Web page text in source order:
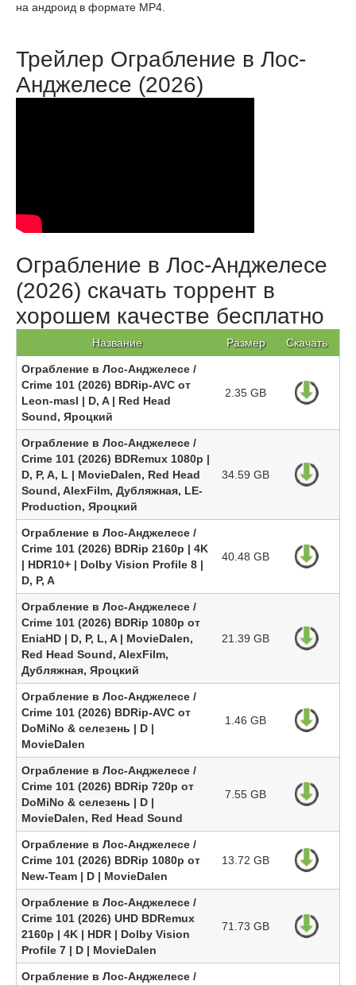
на андроид в формате MP4.
Трейлер Ограбление в Лос-
Анджелесе (2026)
Ограбление в Лос-Анджелесе
(2026) скачать торрент в
хорошем качестве бесплатно
Название Размер Скачать
Ограбление в Лос-Анджелесе /
Crime 101 (2026) BDRip-AVC от
Leon-masl | D, A | Red Head
Sound, Яроцкий
2.35 GB
Ограбление в Лос-Анджелесе /
Crime 101 (2026) BDRemux 1080p |
D, P, A, L | MovieDalen, Red Head
Sound, AlexFilm, Дубляжная, LE-
Production, Яроцкий
34.59 GB
Ограбление в Лос-Анджелесе /
Crime 101 (2026) BDRip 2160p | 4K
| HDR10+ | Dolby Vision Profile 8 |
D, P, A
40.48 GB
Ограбление в Лос-Анджелесе /
Crime 101 (2026) BDRip 1080p от
EniaHD | D, P, L, A | MovieDalen,
Red Head Sound, AlexFilm,
Дубляжная, Яроцкий
21.39 GB
Ограбление в Лос-Анджелесе /
Crime 101 (2026) BDRip-AVC от
DoMiNo & селезень | D |
MovieDalen
1.46 GB
Ограбление в Лос-Анджелесе /
Crime 101 (2026) BDRip 720p от
DoMiNo & селезень | D |
MovieDalen, Red Head Sound
7.55 GB
Ограбление в Лос-Анджелесе /
Crime 101 (2026) BDRip 1080p от
New-Team | D | MovieDalen
13.72 GB
Ограбление в Лос-Анджелесе /
Crime 101 (2026) UHD BDRemux
2160p | 4K | HDR | Dolby Vision
Profile 7 | D | MovieDalen
71.73 GB
Ограбление в Лос-Анджелесе /